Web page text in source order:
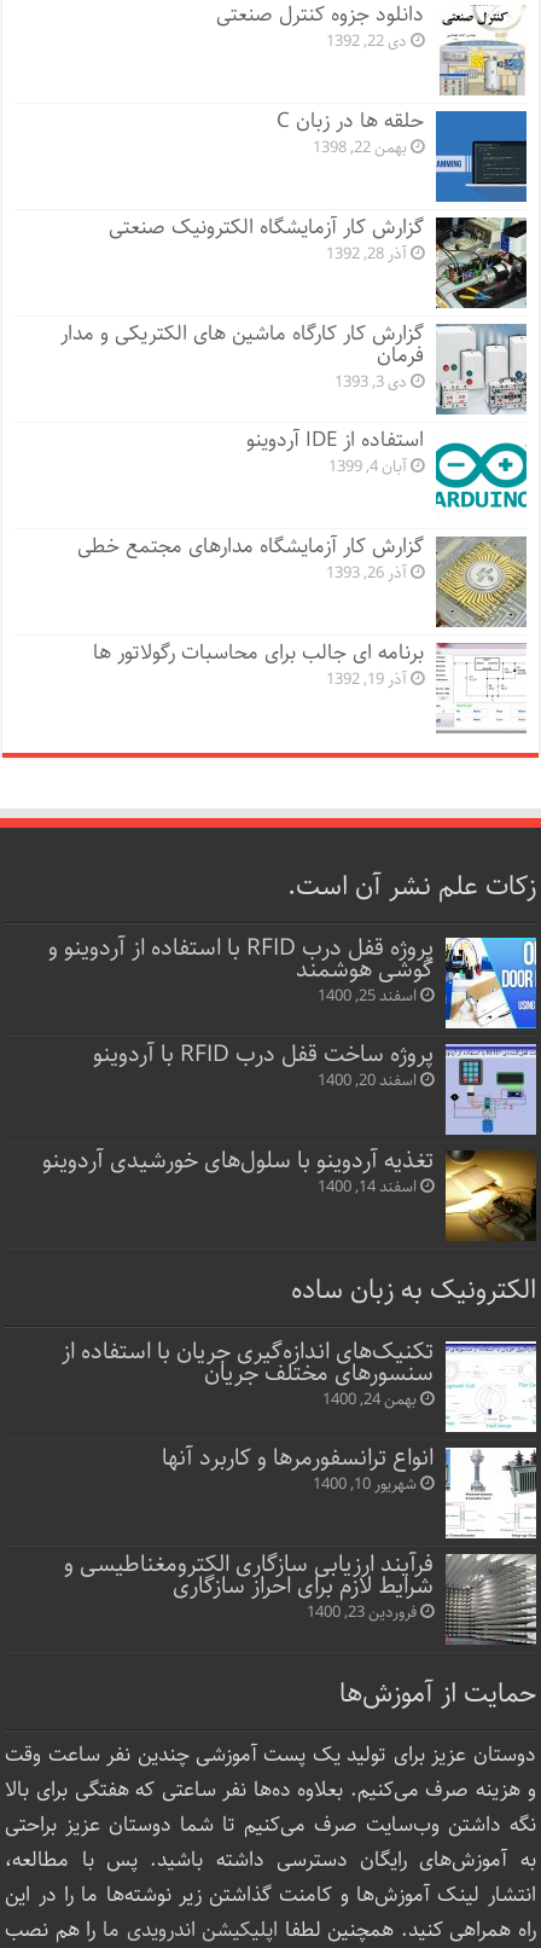
دانلود جزوه کنترل صنعتی
دی 22, 1392
حلقه ها در زبان C
بهمن 22, 1398
گزارش کار آزمایشگاه الکترونیک صنعتی
آذر 28, 1392
گزارش کار کارگاه ماشین های الکتریکی و مدار
فرمان
دی 3, 1393
استفاده از IDE آردوینو
آبان 4, 1399
گزارش کار آزمایشگاه مدارهای مجتمع خطی
آذر 26, 1393
برنامه ای جالب برای محاسبات رگولاتور ها
آذر 19, 1392
زکات علم نشر آن است.
پروژه قفل‌ درب RFID با استفاده از آردوینو و
گوشی هوشمند
اسفند 25, 1400
پروژه ساخت قفل‌ درب RFID با آردوینو
اسفند 20, 1400
تغذیه آردوینو با سلول‌های خورشیدی آردوینو
اسفند 14, 1400
الکترونیک به زبان ساده
تکنیک‌های اندازه‌گیری جریان با استفاده از
سنسورهای مختلف جریان
بهمن 24, 1400
انواع ترانسفورمرها و کاربرد آنها
شهریور 10, 1400
فرآیند ارزیابی سازگاری الکترومغناطیسی و
شرایط لازم برای احراز سازگاری
فروردین 23, 1400
حمایت از آموزش‌ها
دوستان عزیز برای تولید یک پست آموزشی چندین نفر ساعت‌ وقت
و هزینه صرف می‌کنیم. بعلاوه ده‌ها نفر ساعتی که هفتگی برای بالا
نگه داشتن وب‌سایت صرف ‌می‌کنیم تا شما دوستان عزیز براحتی
به آموزش‌های رایگان دسترسی داشته باشید. پس با مطالعه،
انتشار لینک‌ آموزش‌ها و کامنت گذاشتن زیر نوشته‌‌ها ما را در این
راه همراهی کنید. همچنین لطفا اپلیکیشن اندرویدی ما را هم نصب